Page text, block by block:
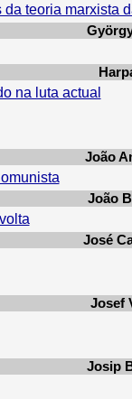
teoria
na luta actual
João
João
José
Josef
Josip